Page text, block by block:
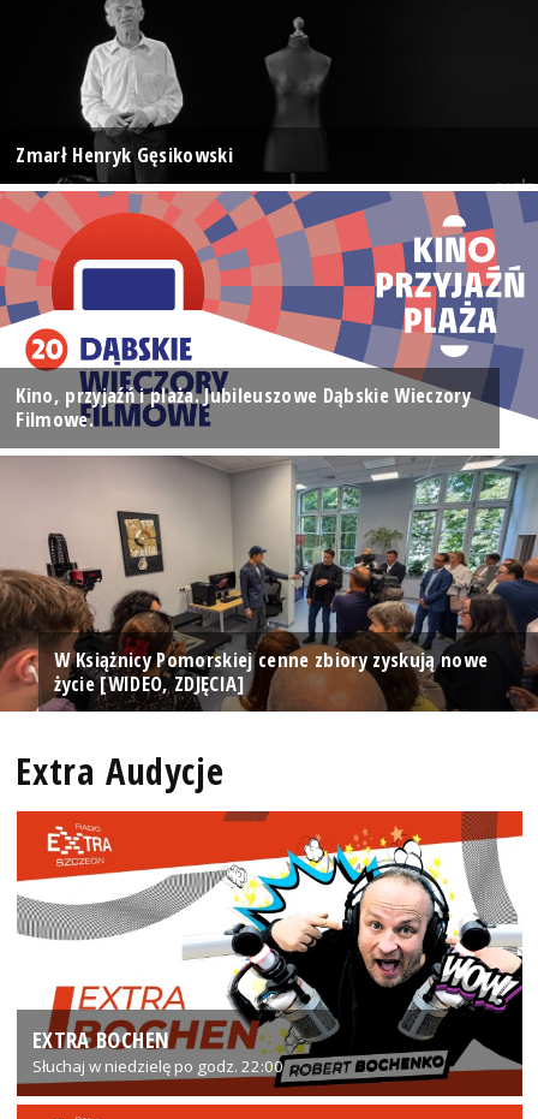
Zmarł Henryk Gęsikowski
Kino, przyjaźń i plaża. Jubileuszowe Dąbskie Wieczory
Filmowe.
W Książnicy Pomorskiej cenne zbiory zyskują nowe
życie [WIDEO, ZDJĘCIA]
Extra Audycje
EXTRA BOCHEN
Słuchaj w niedzielę po godz. 22:00